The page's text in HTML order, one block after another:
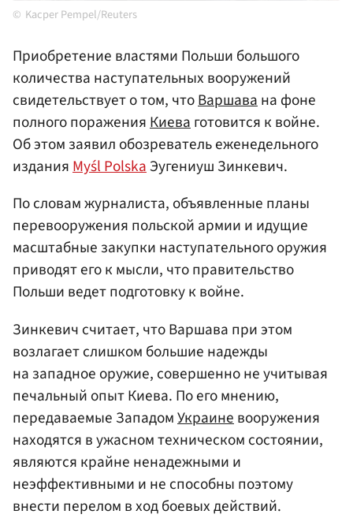
Kacper Pempel/Reuters
Приобретение властями Польши большого
количества наступательных вооружений
свидетельствует о том, чтоВаршавана фоне
полного пораженияКиеваготовится к войне.
Об этом заявил обозреватель еженедельного
изданияMyśl PolskaЭугениуш Зинкевич.
По словам журналиста, объявленные планы
перевооружения польской армии и идущие
масштабные закупки наступательного оружия
приводят его к мысли, что правительство
Польши ведет подготовку к войне.
Зинкевич считает, что Варшава при этом
возлагает слишком большие надежды
на западное оружие, совершенно не учитывая
печальный опыт Киева. По его мнению,
передаваемые ЗападомУкраине вооружения
находятся в ужасном техническом состоянии,
являются крайне ненадежными и
неэффективными и не способны поэтому
внести перелом в ход боевых действий.